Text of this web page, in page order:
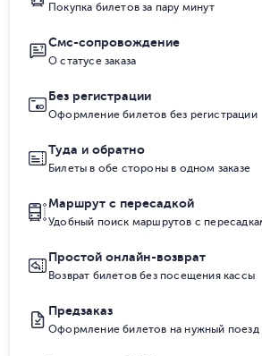
Покупка билетов за пару минут
Смс-сопровождение
О статусе заказа
Без регистрации
Оформление билетов без регистрации
Туда и обратно
Билеты в обе стороны в одном заказе
Маршрут с пересадкой
Удобный поиск маршрутов с
Простой онлайн-возврат
Возврат билетов без посещения кассы
Предзаказ
Оформление билетов на нужный поезд